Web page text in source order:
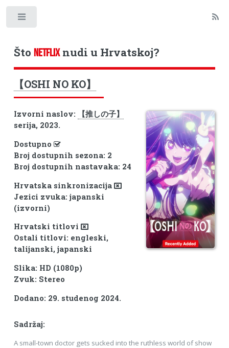
Što NETFLIXnudi u Hrvatskoj?
【OSHI NO KO】
Izvorni naslov:
【推しの子】
serija, 2023.
Dostupno
Broj dostupnih sezona: 2
Broj dostupnih nastavaka: 24
Hrvatska sinkronizacija
Jezici zvuka: japanski
(izvorni)
Hrvatski titlovi
Ostali titlovi: engleski,
talijanski, japanski
Slika: HD (1080p)
Zvuk: Stereo
Dodano: 29. studenog 2024.
Sadržaj:
A small-town doctor gets sucked into the ruthless world of show